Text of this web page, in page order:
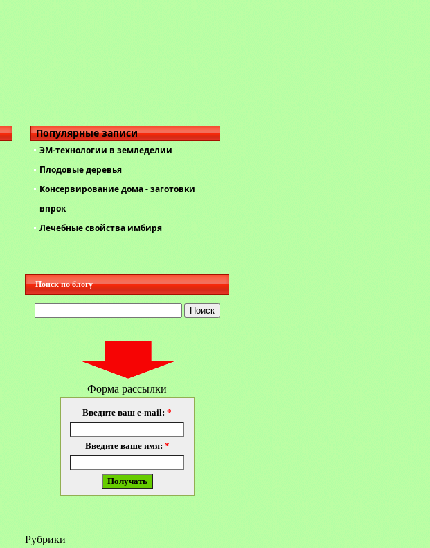
Популярные записи
ЭМ-технологии в земледелии
Плодовые деревья
Консервирование дома - заготовки
впрок
Лечебные свойства имбиря
Поиск по блогу
Форма рассылки
Введите ваш e-mail: *
Введите ваше имя: *
Рубрики